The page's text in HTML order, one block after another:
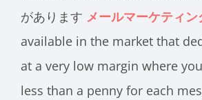
があります メールマーケティン
available in the market that
at a very low margin where
less than a penny for each